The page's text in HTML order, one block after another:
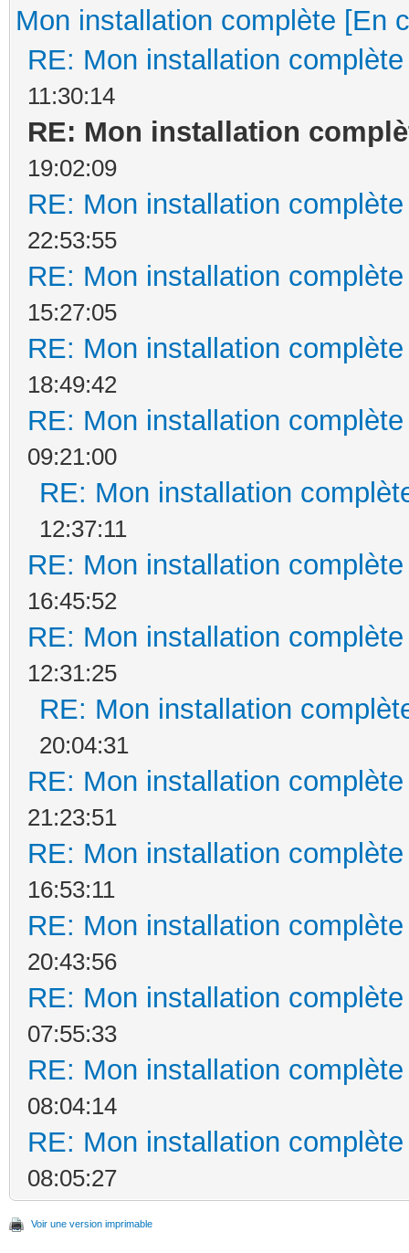
Mon installation complète [En
RE: Mon installation
11:30:14
RE: Mon installation
19:02:09
RE: Mon installation
22:53:55
RE: Mon installation
15:27:05
RE: Mon installation
18:49:42
RE: Mon installation
09:21:00
RE: Mon installation
12:37:11
RE: Mon installation
16:45:52
RE: Mon installation
12:31:25
RE: Mon installation
20:04:31
RE: Mon installation
21:23:51
RE: Mon installation
16:53:11
RE: Mon installation
20:43:56
RE: Mon installation
07:55:33
RE: Mon installation
08:04:14
RE: Mon installation
08:05:27
Voir une version imprimable